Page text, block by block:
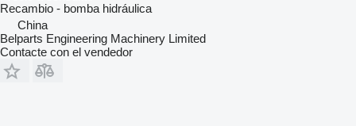
Recambio - bomba hidráulica
China
Belparts Engineering Machinery Limited
Contacte con el vendedor